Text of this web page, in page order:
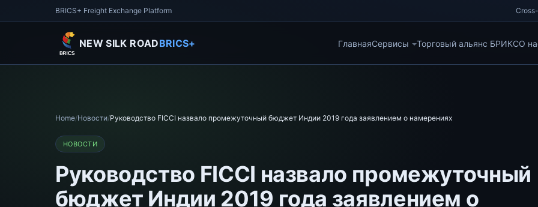
BRICS+ Freight Exchange Platform
NEW SILK ROADBRICS+ ГлавнаяСервисы Торговый альянс БРИКСО
Home/Новости/Руководство FICCI назвало промежуточный бюджет Индии 2019 года заявлением о намерениях
НОВОСТИ
Руководство FICCI назвало промежуточный
бюджет Индии 2019 года заявлением о